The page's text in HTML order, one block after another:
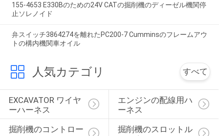
155-4653 E330Bのための24V CATの掘削機のディーゼル機関停
止ソレノイド
弁スイッチ3864274を離れたPC200-7 Cumminsのフレームアウ
トの構内機関車オイル
人気カテゴリ すべて
EXCAVATOR ワイヤ
ーハーネス
エンジンの配線用ハ
ーネス
掘削機のコントロー
掘削機のスロットル